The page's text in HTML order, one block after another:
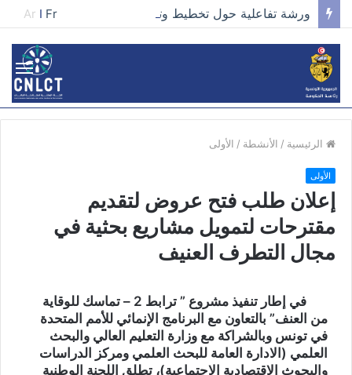
Ar I Fr
الرئيسية / الأنشطة / الأولى
الأولى
إعلان طلب فتح عروض لتقديم
مقترحات لتمويل مشاريع بحثية في
مجال التطرف العنيف
في إطار تنفيذ مشروع ” ترابط 2 – تماسك للوقاية
من العنف” بالتعاون مع البرنامج الإنمائي للأمم المتحدة
في تونس وبالشراكة مع وزارة التعليم العالي والبحث
العلمي (الادارة العامة للبحث العلمي ومركز الدراسات
والبحوث الاقتصادية الاجتماعية)، تطلق اللجنة الوطنية